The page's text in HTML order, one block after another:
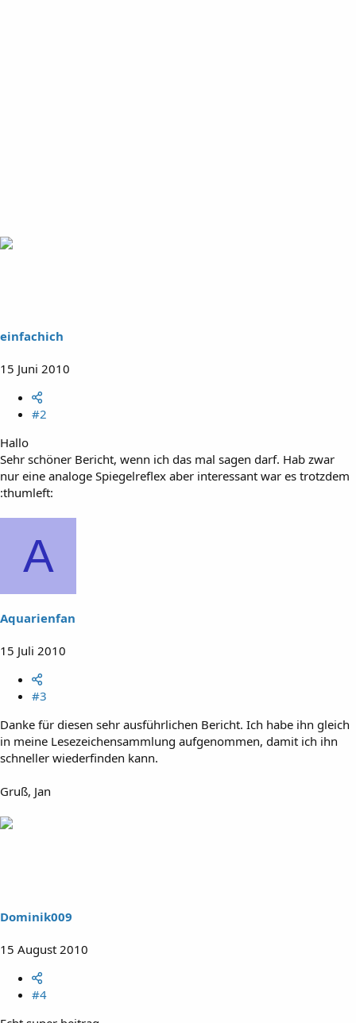
einfachich
15 Juni 2010
#2
Hallo
Sehr schöner Bericht, wenn ich das mal sagen darf. Hab zwar
nur eine analoge Spiegelreflex aber interessant war es trotzdem
:thumleft:
A
Aquarienfan
15 Juli 2010
#3
Danke für diesen sehr ausführlichen Bericht. Ich habe ihn gleich
in meine Lesezeichensammlung aufgenommen, damit ich ihn
schneller wiederfinden kann.
Gruß, Jan
Dominik009
15 August 2010
#4